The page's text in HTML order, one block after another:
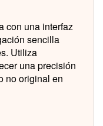
con una interfaz
sencilla
Utiliza
una precisión
no original en